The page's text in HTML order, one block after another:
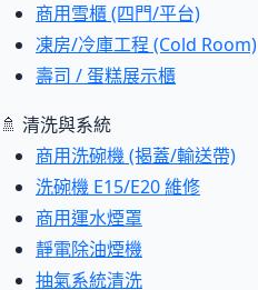
商用雪櫃 (四門/平台)
凍房/冷庫工程 (Cold Room)
壽司 / 蛋糕展示櫃
🚿 清洗與系統
商用洗碗機 (揭蓋/輸送帶)
洗碗機 E15/E20 維修
商用運水煙罩
靜電除油煙機
抽氣系統清洗